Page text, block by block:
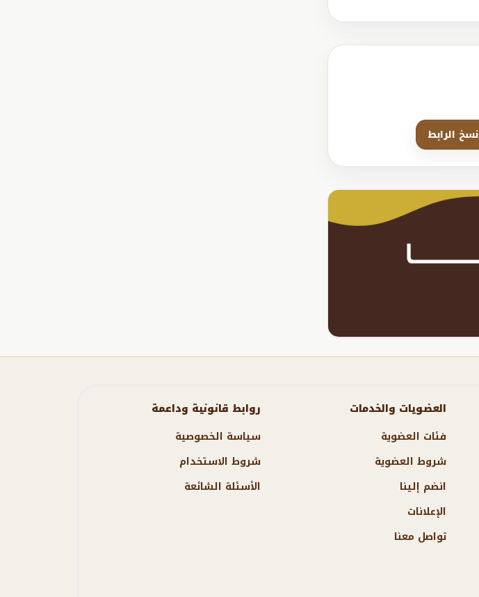
نسخ الرابط
العضويات والخدمات
فئات العضوية
شروط العضوية
انضم إلينا
الإعلانات
تواصل معنا
روابط قانونية وداعمة
سياسة الخصوصية
شروط الاستخدام
الأسئلة الشائعة